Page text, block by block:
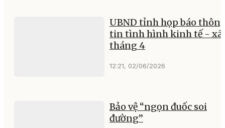
UBND tỉnh họp báo
tin tình hình kinh tế - xã
tháng 4
12:21, 02/06/2026
Bảo vệ “ngọn đuốc soi
đường”